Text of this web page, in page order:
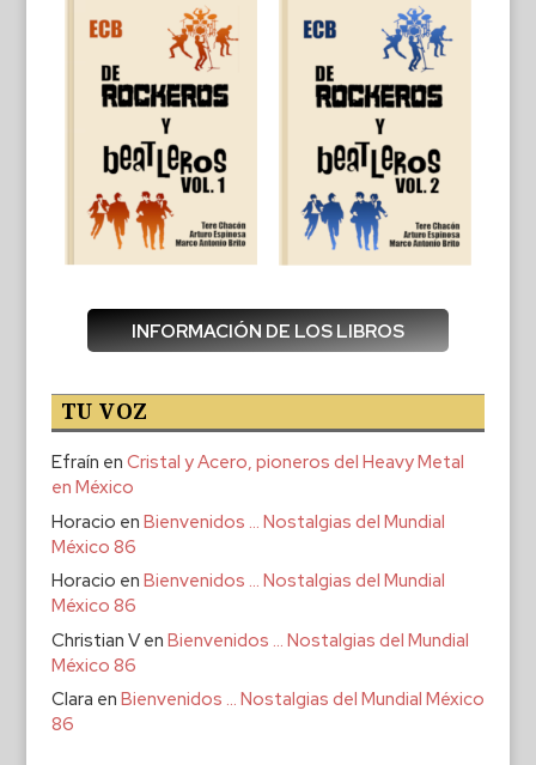
INFORMACIÓN DE LOS LIBROS
TU VOZ
Efraín en Cristal y Acero, pioneros del Heavy Metal
en México
Horacio en Bienvenidos … Nostalgias del Mundial
México 86
Horacio en Bienvenidos … Nostalgias del Mundial
México 86
Christian Ven Bienvenidos … Nostalgias del Mundial
México 86
Clara en Bienvenidos … Nostalgias del Mundial México
86